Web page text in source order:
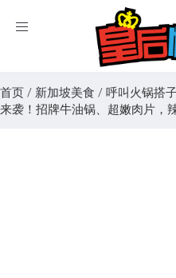
Toggle
首页 / 新加坡美食 / 呼叫火锅搭
来袭！招牌牛油锅、超嫩肉片，